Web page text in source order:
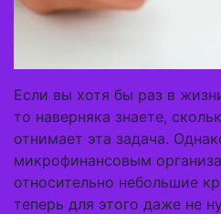
Если вы хотя бы раз в
то наверняка знаете,
отнимает эта задача.
микрофинансовым
относительно небольшие
теперь для этого даже не